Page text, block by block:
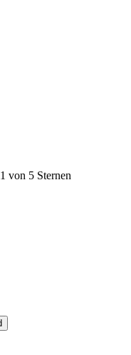
von 5 Sternen